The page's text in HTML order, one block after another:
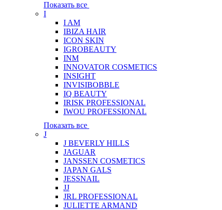
Показать все
I
I AM
IBIZA HAIR
ICON SKIN
IGROBEAUTY
INM
INNOVATOR COSMETICS
INSIGHT
INVISIBOBBLE
IQ BEAUTY
IRISK PROFESSIONAL
IWOU PROFESSIONAL
Показать все
J
J BEVERLY HILLS
JAGUAR
JANSSEN COSMETICS
JAPAN GALS
JESSNAIL
JJ
JRL PROFESSIONAL
JULIETTE ARMAND